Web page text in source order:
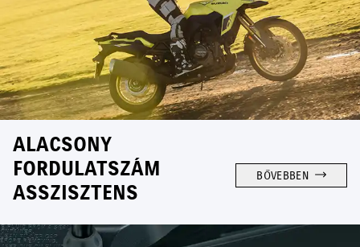
ALACSONY
FORDULATSZÁM
ASSZISZTENS
BŐVEBBEN